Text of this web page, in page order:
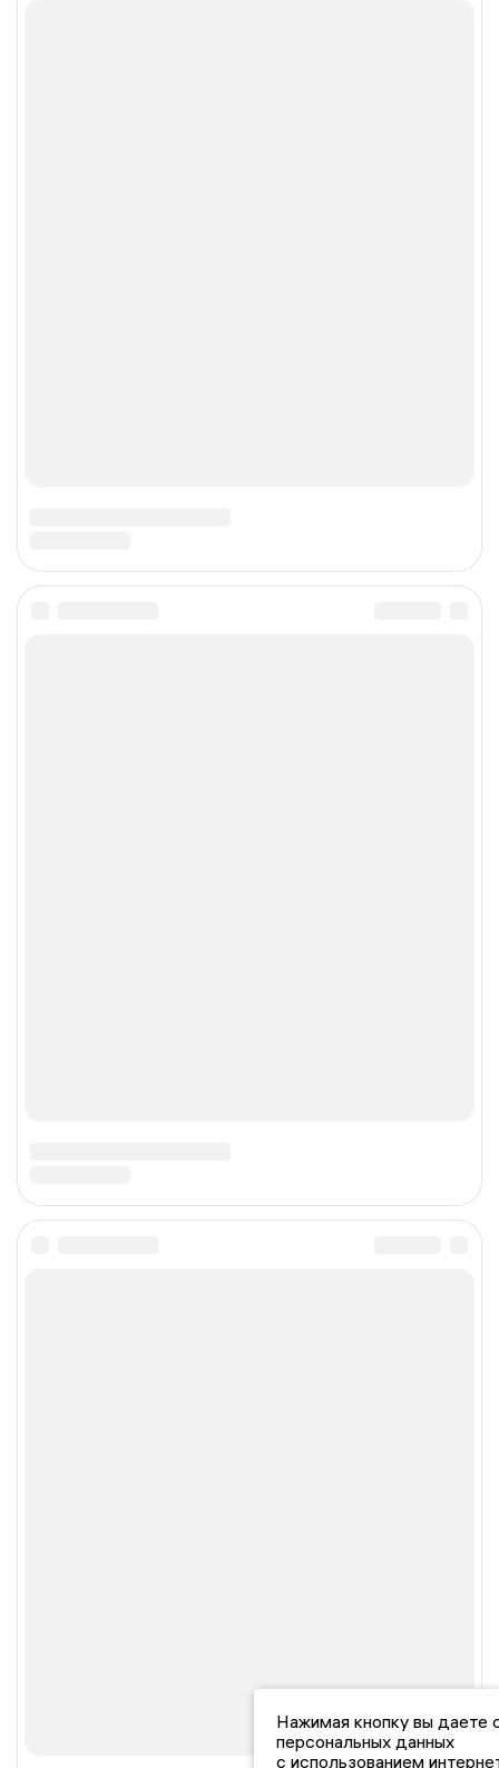
Нажимая кнопку вы даете
персональных данных
с использованием